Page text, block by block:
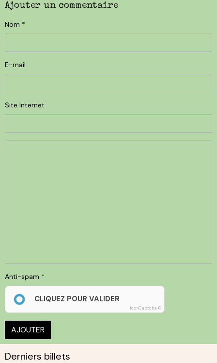
Ajouter un commentaire
Nom
E-mail
Site Internet
Anti-spam
CLIQUEZ POUR VALIDER
IconCaptcha ©
AJOUTER
Derniers billets